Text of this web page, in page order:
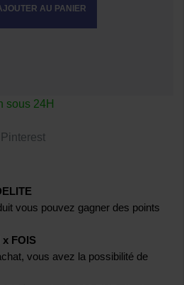
AU PANIER
sous 24H
Pinterest
vous pouvez gagner des points
x FOIS
vous avez la possibilité de